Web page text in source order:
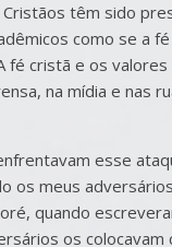
Cristãos têm sido
como se a
fé cristã e os
na mídia e nas
esse
os meus
quando
os